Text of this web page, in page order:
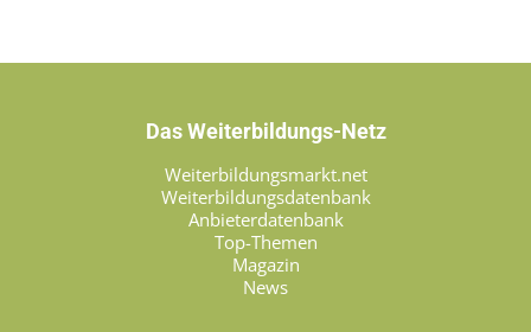
Das Weiterbildungs-Netz
Weiterbildungsmarkt.net
Weiterbildungsdatenbank
Anbieterdatenbank
Top-Themen
Magazin
News